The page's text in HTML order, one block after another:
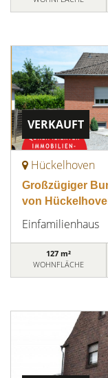
VERKAUFT
Hückelhoven
Großzügiger
von
Einfamilienhaus
127 m²
WOHNFLÄCHE